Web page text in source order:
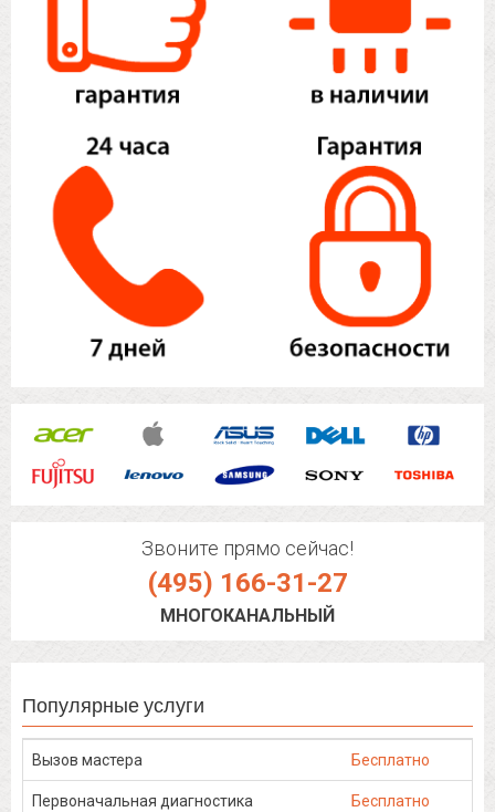
Звоните прямо сейчас!
(495) 166-31-27
МНОГОКАНАЛЬНЫЙ
Популярные услуги
Вызов мастера Бесплатно
Первоначальная диагностика Бесплатно